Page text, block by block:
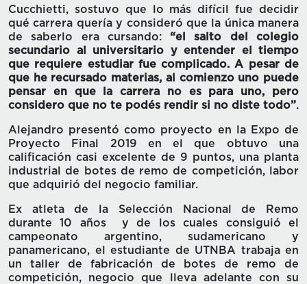
Cucchietti, sostuvo que lo más difícil fue decidir
qué carrera quería y consideró que la única manera
de saberlo era cursando: “el salto del colegio
secundario al universitario y entender el tiempo
que requiere estudiar fue complicado. A pesar de
que he recursado materias, al comienzo uno puede
pensar en que la carrera no es para uno, pero
considero que no te podés rendir si no diste todo”.
Alejandro presentó como proyecto en la Expo de
Proyecto Final 2019 en el que obtuvo una
calificación casi excelente de 9 puntos, una planta
industrial de botes de remo de competición, labor
que adquirió del negocio familiar.
Ex atleta de la Selección Nacional de Remo
durante 10 años y de los cuales consiguió el
campeonato argentino, sudamericano y
panamericano, el estudiante de UTNBA trabaja en
un taller de fabricación de botes de remo de
competición, negocio que lleva adelante con su